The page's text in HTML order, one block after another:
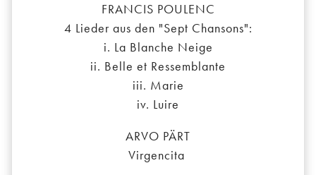
FRANCIS POULENC
4 Lieder aus den "Sept Chansons":
i. La Blanche Neige
ii. Belle et Ressemblante
iii. Marie
iv. Luire
ARVO PÄRT
Virgencita